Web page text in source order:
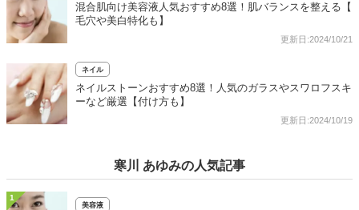
混合肌向け美容液人気おすすめ8選！肌バランスを整える【
毛穴や美白特化も】
更新日:2024/10/21
ネイル
ネイルストーンおすすめ8選！人気のガラスやスワロフスキ
ーなど厳選【付け方も】
更新日:2024/10/19
寒川 あゆみの人気記事
1
美容液